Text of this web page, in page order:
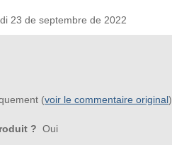
de septembre de 2022
(voir le commentaire original)
? Oui